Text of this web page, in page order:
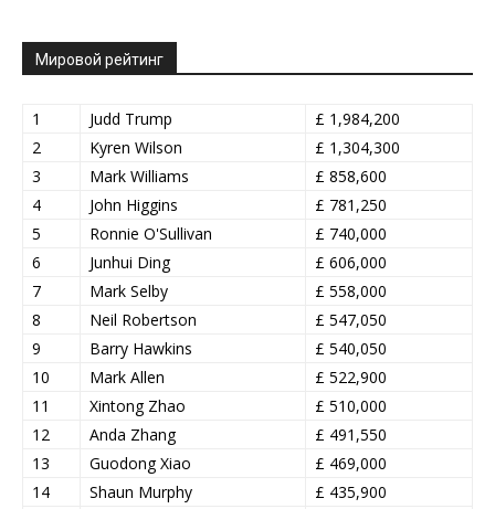
Мировой рейтинг
1 Judd Trump
£ 1,984,200
2
Kyren Wilson
£ 1,304,300
3
Mark Williams
£ 858,600
4
John Higgins
£ 781,250
5
Ronnie O'Sullivan
£ 740,000
6
Junhui Ding
£ 606,000
7
Mark Selby
£ 558,000
8
Neil Robertson
£ 547,050
9
Barry Hawkins
£ 540,050
10
Mark Allen
£ 522,900
11
Xintong Zhao
£ 510,000
12
Anda Zhang
£ 491,550
13
Guodong Xiao
£ 469,000
14
Shaun Murphy
£ 435,900